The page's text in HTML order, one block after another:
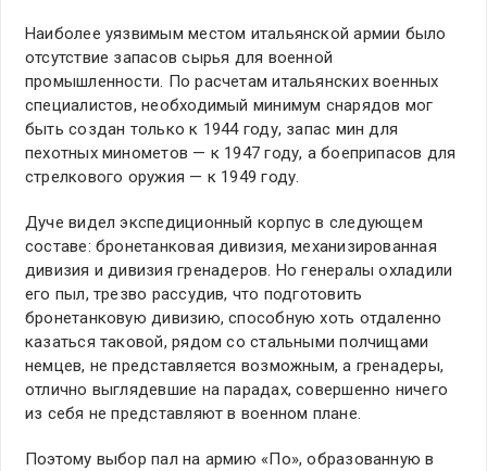
Наиболее уязвимым местом итальянской армии было
отсутствие запасов сырья для военной
промышленности. По расчетам итальянских военных
специалистов, необходимый минимум снарядов мог
быть создан только к 1944 году, запас мин для
пехотных минометов — к 1947 году, а боеприпасов для
стрелкового оружия — к 1949 году.
Дуче видел экспедиционный корпус в следующем
составе: бронетанковая дивизия, механизированная
дивизия и дивизия гренадеров. Но генералы охладили
его пыл, трезво рассудив, что подготовить
бронетанковую дивизию, способную хоть отдаленно
казаться таковой, рядом со стальными полчищами
немцев, не представляется возможным, а гренадеры,
отлично выглядевшие на парадах, совершенно ничего
из себя не представляют в военном плане.
Поэтому выбор пал на армию «По», образованную в